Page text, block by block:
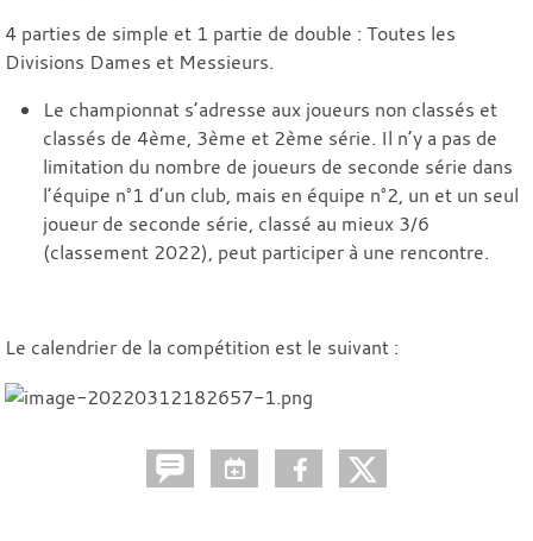
4 parties de simple et 1 partie de double : Toutes les
Divisions Dames et Messieurs.
Le championnat s’adresse aux joueurs non classés et
classés de 4ème, 3ème et 2ème série. Il n’y a pas de
limitation du nombre de joueurs de seconde série dans
l’équipe n°1 d’un club, mais en équipe n°2, un et un seul
joueur de seconde série, classé au mieux 3/6
(classement 2022), peut participer à une rencontre.
Le calendrier de la compétition est le suivant :